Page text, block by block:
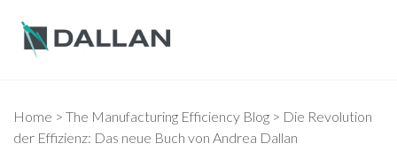
Home > The Manufacturing Efficiency Blog > Die Revolution
der Effizienz: Das neue Buch von Andrea Dallan